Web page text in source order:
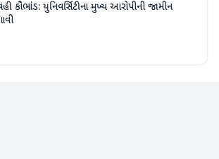
કૌભાંડ: યુનિવર્સિટીના મુખ્ય આરોપીની જામીન